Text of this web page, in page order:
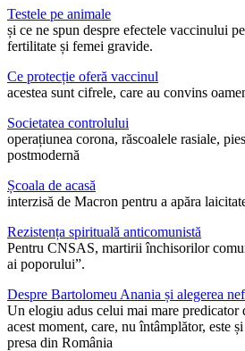
Testele pe animale
și ce ne spun despre efectele vaccinului
fertilitate și femei gravide.
Ce protecție oferă vaccinul
acestea sunt cifrele, care au convins
Societatea controlului
operațiunea corona, răscoalele rasiale,
postmodernă
Școala de acasă
interzisă de Macron pentru a apăra
Rezistența spirituală anticomunistă
Pentru CNSAS, martirii închisorilor
ai poporului”.
Despre Bartolomeu Anania și alegerea
Un elogiu adus celui mai mare
acest moment, care, nu întâmplător, este
presa din România